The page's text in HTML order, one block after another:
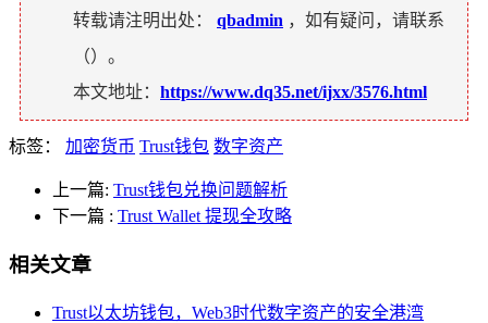
转载请注明出处： qbadmin ，如有疑问，请联系
（）。
本文地址： https://www.dq35.net/ijxx/3576.html
标签： 加密货币 Trust钱包 数字资产
上一篇: Trust钱包兑换问题解析
下一篇 : Trust Wallet 提现全攻略
相关文章
Trust以太坊钱包，Web3时代数字资产的安全港湾